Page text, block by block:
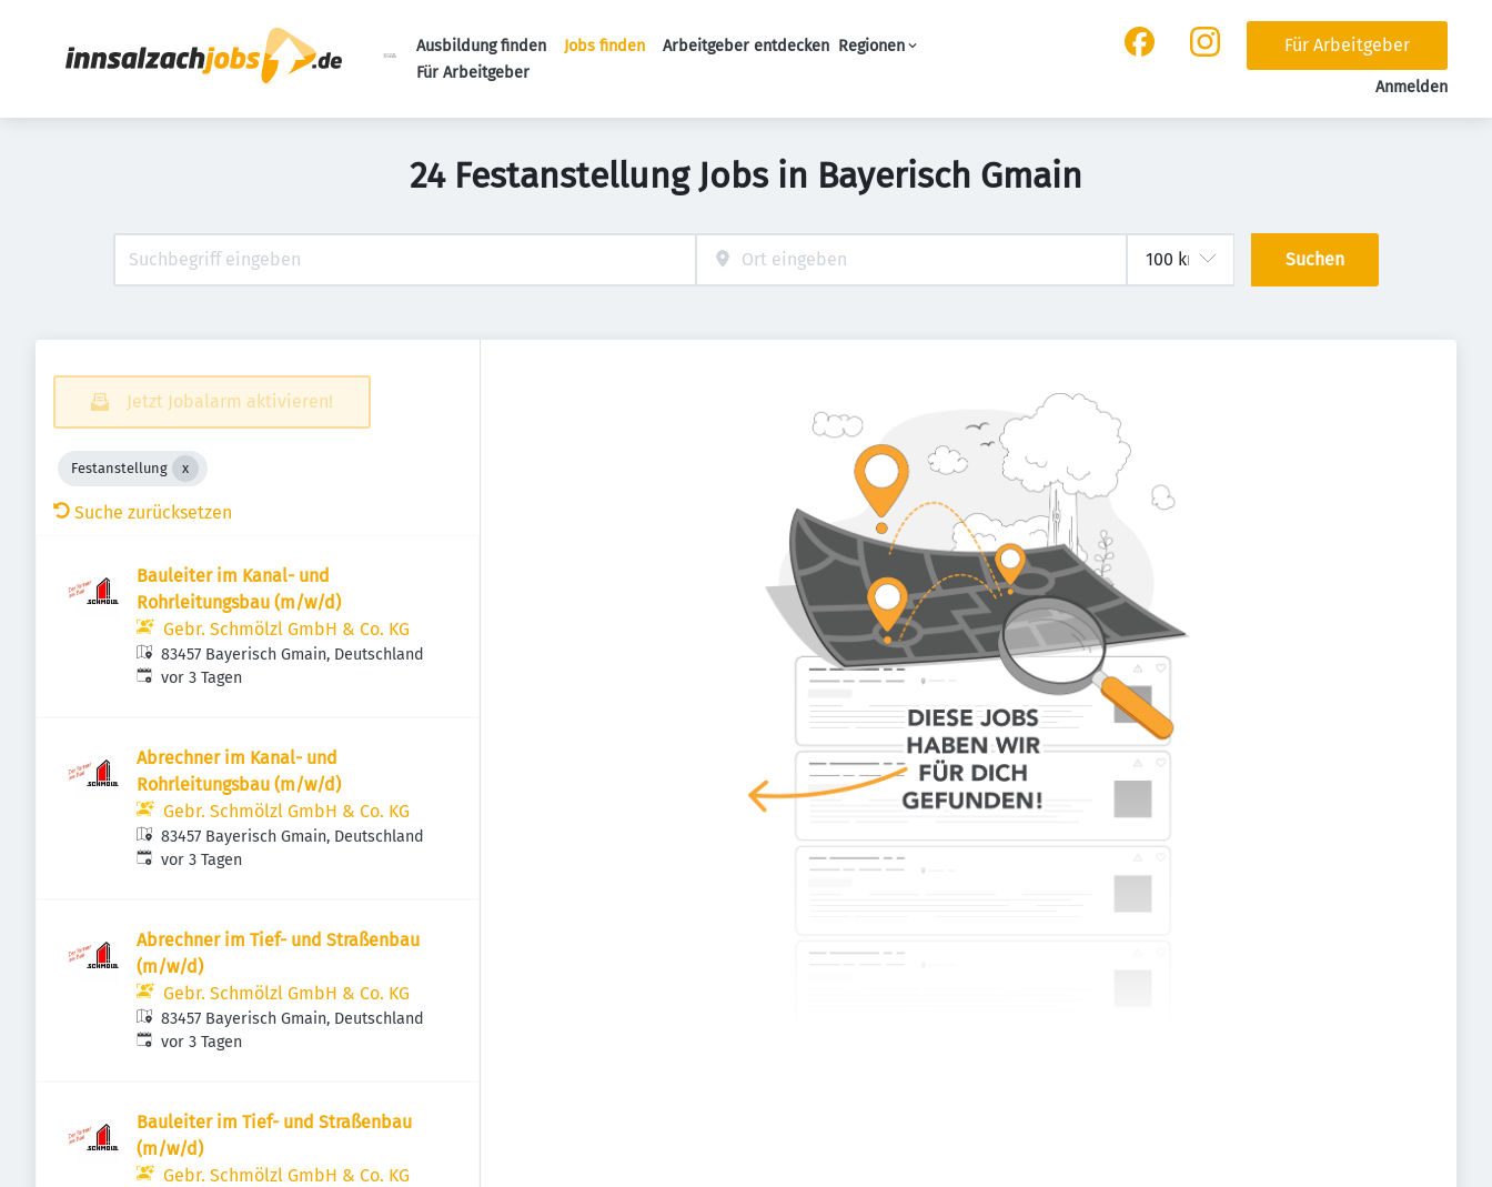
Ausbildung finden Jobs finden Arbeitgeber entdecken Regionen
Für Arbeitgeber
Für Arbeitgeber
Anmelden
24 Festanstellung Jobs in Bayerisch Gmain
Suchen
Jetzt Jobalarm aktivieren!
Festanstellung
Suche zurücksetzen
Bauleiter im Kanal- und
Rohrleitungsbau (m/w/d)
Gebr. Schmölzl GmbH & Co. KG
83457 Bayerisch Gmain, Deutschland
Veröffentlicht:
vor 3 Tagen
Abrechner im Kanal- und
Rohrleitungsbau (m/w/d)
Gebr. Schmölzl GmbH & Co. KG
83457 Bayerisch Gmain, Deutschland
Veröffentlicht:
vor 3 Tagen
Abrechner im Tief- und Straßenbau
(m/w/d)
Gebr. Schmölzl GmbH & Co. KG
83457 Bayerisch Gmain, Deutschland
Veröffentlicht:
vor 3 Tagen
Bauleiter im Tief- und Straßenbau
(m/w/d)
Gebr. Schmölzl GmbH & Co. KG